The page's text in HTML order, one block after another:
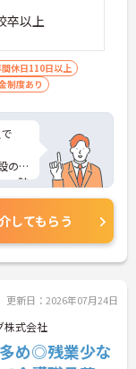
卒以上
休日110日以上
制度あり
の
、訪
密
あ
な
ン
してもらう
更新日：2026年07月24日
株式会社
め◎残業少な